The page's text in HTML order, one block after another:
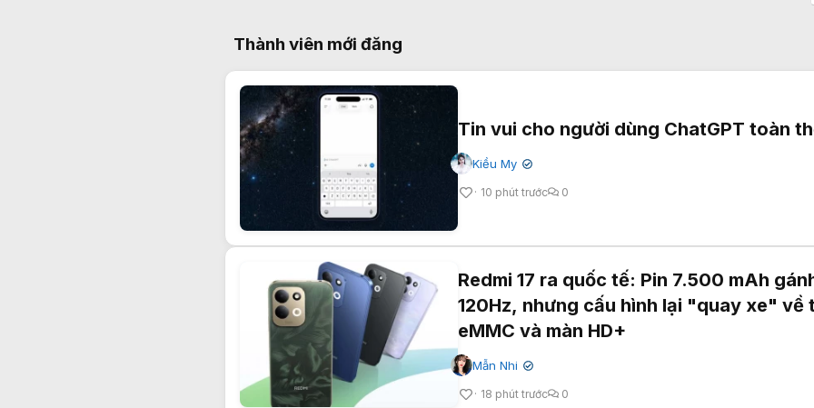
Thành viên mới đăng
Tin vui cho người dùng ChatGPT toàn
Kiều My ✔
10 phút trước 0
Redmi 17 ra quốc tế: Pin 7.500 mAh
120Hz, nhưng cấu hình lại "quay xe" về
eMMC và màn HD+
Mẫn Nhi ✔
18 phút trước 0